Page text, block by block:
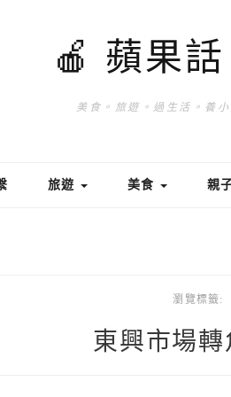
🍎 蘋果
美食。旅遊。過生活。養
旅遊 美食 親
瀏覽標籤:
東興市場轉